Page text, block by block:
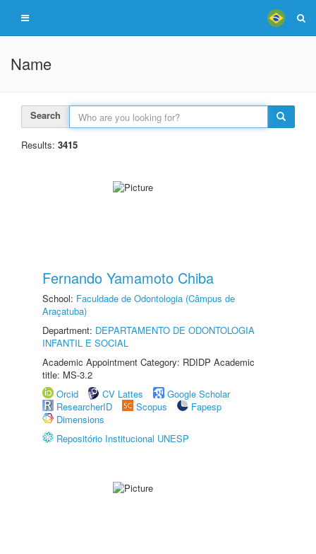
Name
Search
Results: 3415
Fernando Yamamoto Chiba
School: Faculdade de Odontologia (Câmpus de
Araçatuba)
Department: DEPARTAMENTO DE ODONTOLOGIA
INFANTIL E SOCIAL
Academic Appointment Category: RDIDP Academic
title: MS-3.2
Orcid
CV Lattes
Google Scholar
ResearcherID
Scopus
Fapesp
Dimensions
Repositório Institucional UNESP